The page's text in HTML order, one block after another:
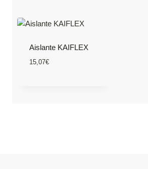
Aislante KAIFLEX
15,07€